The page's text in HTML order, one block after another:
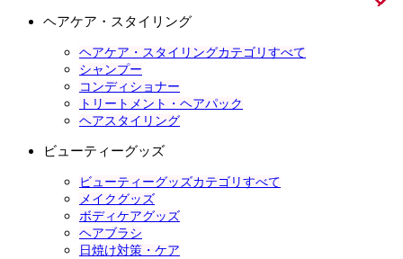
ヘアケア・スタイリング
ヘアケア・スタイリングカテゴリすべて
シャンプー
コンディショナー
トリートメント・ヘアパック
ヘアスタイリング
ビューティーグッズ
ビューティーグッズカテゴリすべて
メイクグッズ
ボディケアグッズ
ヘアブラシ
日焼け対策・ケア